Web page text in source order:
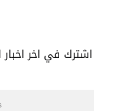
اشترك في اخر